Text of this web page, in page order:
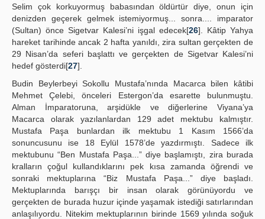
Selim çok korkuyormuş babasından öldürtür diye, onun için
denizden geçerek gelmek istemiyormuş... sonra.... imparator
(Sultan) önce Sigetvar Kalesi’ni işgal edecek[26]. Kâtip Yahya
hareket tarihinde ancak 2 hafta yanıldı, zira sultan gerçekten de
29 Nisan’da seferi başlattı ve gerçekten de Sigetvar Kalesi’ni
hedef gösterdi[27].
Budin Beylerbeyi Sokollu Mustafa’nında Macarca bilen kâtibi
Mehmet Çelebi, önceleri Estergon’da esarette bulunmuştu.
Alman İmparatoruna, arşidükle ve diğerlerine Viyana’ya
Macarca olarak yazılanlardan 129 adet mektubu kalmıştır.
Mustafa Paşa bunlardan ilk mektubu 1 Kasım 1566’da
sonuncusunu ise 18 Eylül 1578’de yazdırmıştı. Sadece ilk
mektubunu “Ben Mustafa Paşa...” diye başlamıştı, zira burada
kralların çoğul kullandıklarını pek kısa zamanda öğrendi ve
sonraki mektuplarına “Biz Mustafa Paşa...” diye başladı.
Mektuplarında barışçı bir insan olarak görünüyordu ve
gerçekten de burada huzur içinde yaşamak istediği satırlarından
anlaşılıyordu. Nitekim mektuplarının birinde 1569 yılında soğuk